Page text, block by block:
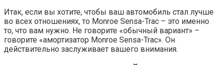
Итак, если вы хотите, чтобы ваш автомобиль стал лучше
во всех отношениях, то Monroe Sensa-Trac – это именно
то, что вам нужно. Не говорите «обычный вариант» –
говорите «амортизатор Monroe Sensa-Trac». Он
действительно заслуживает вашего внимания.